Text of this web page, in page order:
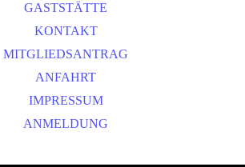
NEUJAHRSBÖLLERN
BILDER BÖLLER
GASTSTÄTTE
KONTAKT
MITGLIEDSANTRAG
ANFAHRT
IMPRESSUM
ANMELDUNG